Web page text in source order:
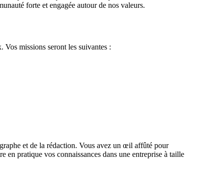
forte et engagée autour de nos valeurs.
missions seront les suivantes :
et de la rédaction. Vous avez un œil affûté pour
en pratique vos connaissances dans une entreprise à taille